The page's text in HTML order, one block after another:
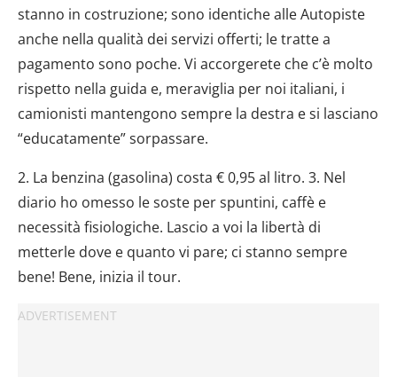
stanno in costruzione; sono identiche alle Autopiste
anche nella qualità dei servizi offerti; le tratte a
pagamento sono poche. Vi accorgerete che c’è molto
rispetto nella guida e, meraviglia per noi italiani, i
camionisti mantengono sempre la destra e si lasciano
“educatamente” sorpassare.
2. La benzina (gasolina) costa € 0,95 al litro. 3. Nel
diario ho omesso le soste per spuntini, caffè e
necessità fisiologiche. Lascio a voi la libertà di
metterle dove e quanto vi pare; ci stanno sempre
bene! Bene, inizia il tour.